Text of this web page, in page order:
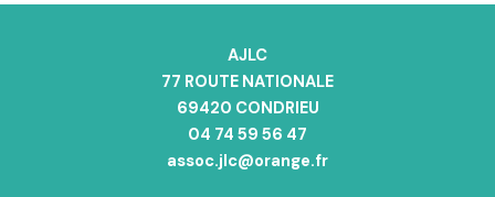
AJLC
77 ROUTE NATIONALE
69420 CONDRIEU
04 74 59 56 47
assoc.jlc@orange.fr